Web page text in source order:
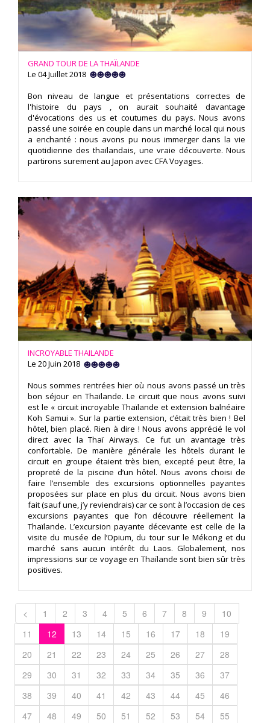
GRAND TOUR DE LA THAÏLANDE
Le 04 Juillet 2018
Bon niveau de langue et présentations correctes de
l'histoire du pays , on aurait souhaité davantage
d'évocations des us et coutumes du pays. Nous avons
passé une soirée en couple dans un marché local qui nous
a enchanté : nous avons pu nous immerger dans la vie
quotidienne des thaïlandais, une vraie découverte. Nous
partirons surement au Japon avec CFA Voyages.
INCROYABLE THAILANDE
Le 20 Juin 2018
Nous sommes rentrées hier où nous avons passé un très
bon séjour en Thaïlande. Le circuit que nous avons suivi
est le « circuit incroyable Thaïlande et extension balnéaire
Koh Samui ». Sur la partie extension, c’était très bien ! Bel
hôtel, bien placé. Rien à dire ! Nous avons apprécié le vol
direct avec la Thaï Airways. Ce fut un avantage très
confortable. De manière générale les hôtels durant le
circuit en groupe étaient très bien, excepté peut être, la
propreté de la piscine d’un hôtel. Nous avons choisi de
faire l’ensemble des excursions optionnelles payantes
proposées sur place en plus du circuit. Nous avons bien
fait (sauf une, j’y reviendrais) car ce sont à l’occasion de ces
excursions payantes que l’on découvre réellement la
Thaïlande. L’excursion payante décevante est celle de la
visite du musée de l’Opium, du tour sur le Mékong et du
marché sans aucun intérêt du Laos. Globalement, nos
impressions sur ce voyage en Thaïlande sont bien sûr très
positives.
< 1 2 3 4 5 6 7 8 9
10
11
12 13 14 15 16 17 18
19
20
21 22 23 24 25 26 27
28
29
30 31 32 33 34 35 36
37
38
39 40 41 42 43 44 45
46
47
48 49 50 51 52 53 54
55